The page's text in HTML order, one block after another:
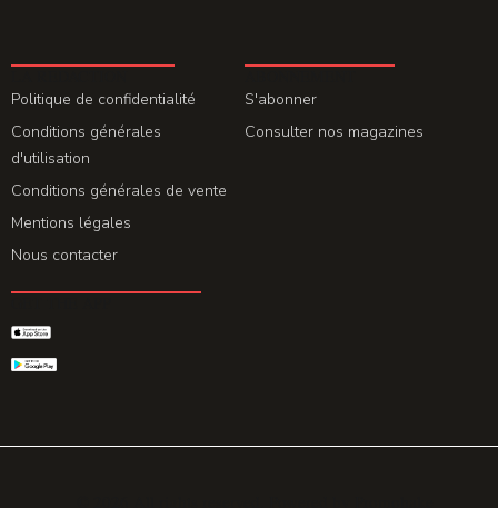
Politique de confidentialité
Conditions générales
d'utilisation
Conditions générales de vente
Mentions légales
Nous contacter
S'abonner
Consulter nos magazines